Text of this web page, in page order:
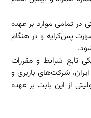
در تمامی موارد بر عهده
پس‌کرایه و در هنگام
تابع شرایط و مقررات
شرکت‌های باربری و
از این بابت بر عهده